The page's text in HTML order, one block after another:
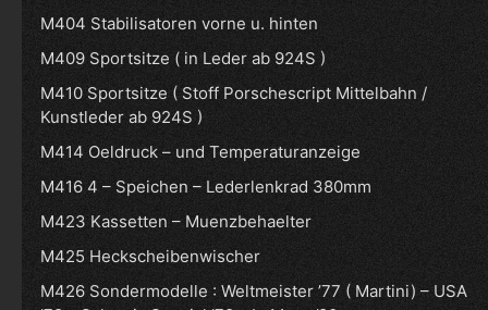
M404 Stabilisatoren vorne u. hinten
M409 Sportsitze ( in Leder ab 924S )
M410 Sportsitze ( Stoff Porschescript Mittelbahn /
Kunstleder ab 924S )
M414 Oeldruck – und Temperaturanzeige
M416 4 – Speichen – Lederlenkrad 380mm
M423 Kassetten – Muenzbehaelter
M425 Heckscheibenwischer
M426 Sondermodelle : Weltmeister ’77 ( Martini) – USA